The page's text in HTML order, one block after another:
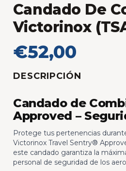
Candado De
Victorinox
€52,00
DESCRIPCIÓN
Candado de
Approved –
Protege tus pertenencias
Victorinox Travel Sentry®
este candado garantiza la
personal de seguridad de los